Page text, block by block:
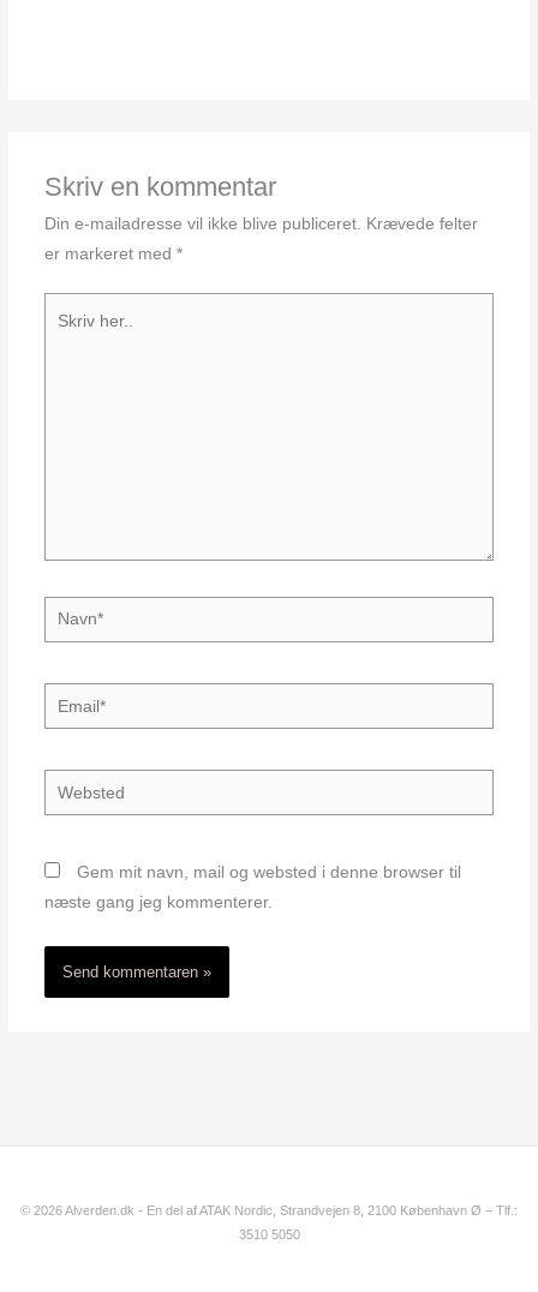
Skriv en kommentar
Din e-mailadresse vil ikke blive publiceret. Krævede felter
er markeret med *
Navn*
Email*
Websted
Gem mit navn, mail og websted i denne browser til
næste gang jeg kommenterer.
© 2026 Alverden.dk - En del af ATAK Nordic, Strandvejen 8, 2100 København Ø – Tlf.:
3510 5050